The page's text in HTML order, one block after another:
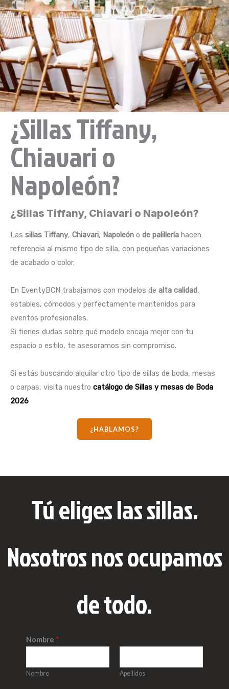
¿Sillas Tiffany,
Chiavari o
Napoleón?
¿Sillas Tiffany, Chiavari o Napoleón?
Las sillas Tiffany, Chiavari, Napoleón o de palillería hacen
referencia al mismo tipo de silla, con pequeñas variaciones
de acabado o color.
En EventyBCN trabajamos con modelos de alta calidad,
estables, cómodos y perfectamente mantenidos para
eventos profesionales.
Si tienes dudas sobre qué modelo encaja mejor con tu
espacio o estilo, te asesoramos sin compromiso.
Si estás buscando alquilar otro tipo de sillas de boda, mesas
o carpas, visita nuestro catálogo de Sillas y mesas de Boda
2026
¿HABLAMOS?
Tú eliges las sillas.
Nosotros nos ocupamos
de todo.
Nombre *
Nombre Apellidos